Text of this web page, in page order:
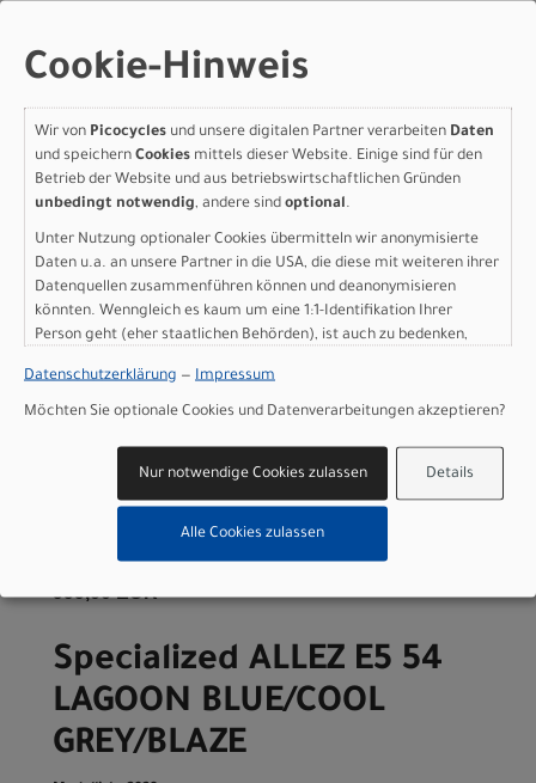
Nicht im Laden verfügbar - Jetzt anfragen!
Art.Nr. 90025-7044
Größe: 44
Farbe: LAGOON BLUE/COOL GREY/BLAZE
pro Stück (inkl. MwSt. zzgl.Versandkosten für
Grossartikel)
999,00 EUR
Specialized ALLEZ E5 52
LAGOON BLUE/COOL
GREY/BLAZE
Modelljahr 2026
Nicht im Laden verfügbar - Jetzt anfragen!
Art.Nr. 90025-7052
pro Stück (inkl. MwSt. zzgl. Versandkosten für
Grossartikel)
999,00 EUR
Specialized ALLEZ E5 54
LAGOON BLUE/COOL
GREY/BLAZE
Cookie-Hinweis
Wir von Picocycles und unsere digitalen Partner verarbeiten Daten
und speichern Cookies mittels dieser Website. Einige sind für den
Betrieb der Website und aus betriebswirtschaftlichen Gründen
unbedingt notwendig, andere sind optional.
Unter Nutzung optionaler Cookies übermitteln wir anonymisierte
Daten u.a. an unsere Partner in die USA, die diese mit weiteren ihrer
Datenquellen zusammenführen können und deanonymisieren
könnten. Wenngleich es kaum um eine 1:1-Identifikation Ihrer
Person geht (eher staatlichen Behörden), ist auch zu bedenken,
sind wie bei uns in der Europäischen Union.
Datenschutzerklärung — Impressum
Möchten Sie optionale Cookies und Datenverarbeitungen akzeptieren?
Details
Nur notwendige Cookies zulassen
Alle Cookies zulassen